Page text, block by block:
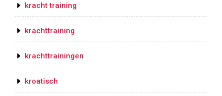
kracht training
krachttraining
krachttrainingen
kroatisch